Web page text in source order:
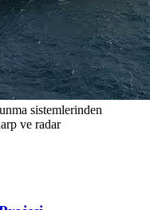
sistemlerinden
ve radar